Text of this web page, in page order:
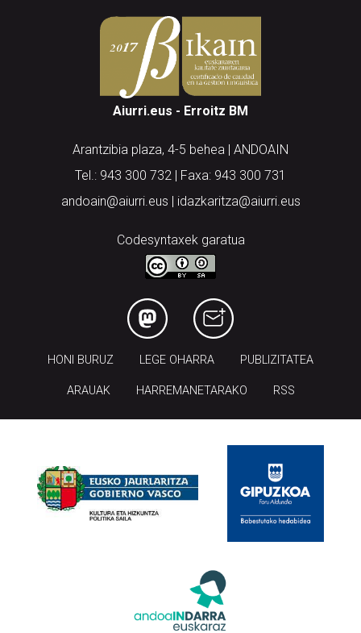
Aiurri.eus - Erroitz BM
Arantzibia plaza, 4-5 behea | ANDOAIN
Tel.: 943 300 732 | Faxa: 943 300 731
andoain@aiurri.eus | idazkaritza@aiurri.eus
Codesyntaxek garatua
HONI BURUZ LEGE OHARRA PUBLIZITATEA
ARAUAK HARREMANETARAKO RSS